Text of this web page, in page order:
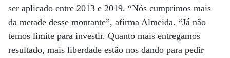
ser aplicado entre 2013 e 2019. “Nós cumprimos mais
da metade desse montante”, afirma Almeida. “Já não
temos limite para investir. Quanto mais entregamos
resultado, mais liberdade estão nos dando para pedir